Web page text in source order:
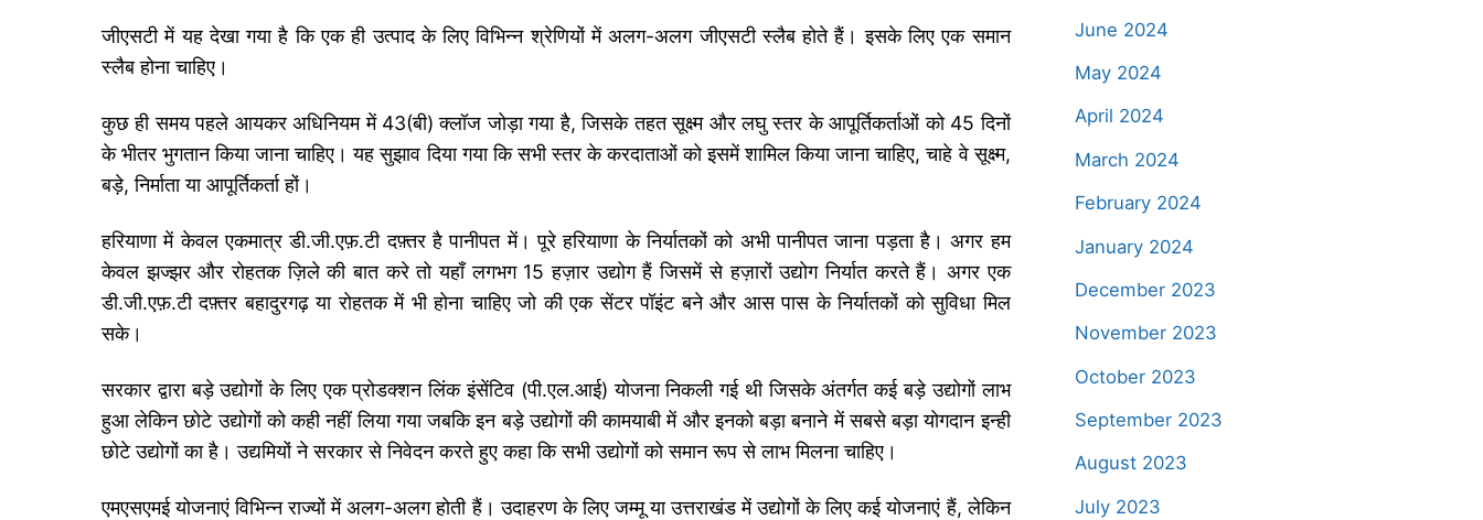
जीएसटी में यह देखा गया है कि एक ही उत्पाद के लिए विभिन्न श्रेणियों में अलग-अलग जीएसटी स्लैब होते हैं। इसके लिए एक समान
स्लैब होना चाहिए।
कुछ ही समय पहले आयकर अधिनियम में 43(बी) क्लॉज जोड़ा गया है, जिसके तहत सूक्ष्म और लघु स्तर के आपूर्तिकर्ताओं को 45 दिनों
के भीतर भुगतान किया जाना चाहिए। यह सुझाव दिया गया कि सभी स्तर के करदाताओं को इसमें शामिल किया जाना चाहिए, चाहे वे सूक्ष्म,
बड़े, निर्माता या आपूर्तिकर्ता हों।
हरियाणा में केवल एकमात्र डी.जी.एफ़.टी दफ़्तर है पानीपत में। पूरे हरियाणा के निर्यातकों को अभी पानीपत जाना पड़ता है। अगर हम
केवल झज्झर और रोहतक ज़िले की बात करे तो यहाँ लगभग 15 हज़ार उद्योग हैं जिसमें से हज़ारों उद्योग निर्यात करते हैं। अगर एक
डी.जी.एफ़.टी दफ़्तर बहादुरगढ़ या रोहतक में भी होना चाहिए जो की एक सेंटर पॉइंट बने और आस पास के निर्यातकों को सुविधा मिल
सके।
सरकार द्वारा बड़े उद्योगों के लिए एक प्रोडक्शन लिंक इंसेंटिव (पी.एल.आई) योजना निकली गई थी जिसके अंतर्गत कई बड़े उद्योगों लाभ
हुआ लेकिन छोटे उद्योगों को कही नहीं लिया गया जबकि इन बड़े उद्योगों की कामयाबी में और इनको बड़ा बनाने में सबसे बड़ा योगदान इन्ही
छोटे उद्योगों का है। उद्यमियों ने सरकार से निवेदन करते हुए कहा कि सभी उद्योगों को समान रूप से लाभ मिलना चाहिए।
एमएसएमई योजनाएं विभिन्न राज्यों में अलग-अलग होती हैं। उदाहरण के लिए जम्मू या उत्तराखंड में उद्योगों के लिए कई योजनाएं हैं, लेकिन
June 2024
May 2024
April 2024
March 2024
February 2024
January 2024
December 2023
November 2023
October 2023
September 2023
August 2023
July 2023